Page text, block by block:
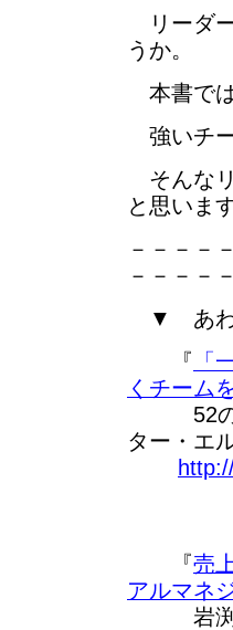
リーダ
うか。
本書で
強いチー
そんな
と思います
－－－－
－－－－
▼ あわ
『 「
くチーム
52の方
ター・エ
『売
アルマネ
岩渕